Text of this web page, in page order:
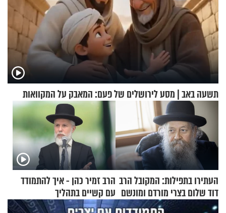
תשעה באב | מסע לירושלים של פעם: המאבק על המקוואות
העתירו בתפילות: המקובל הרב
דוד שלום בצרי מורדם ומונשם
הרב זמיר כהן - איך להתמודד
עם קשיים בתהליך
ההתחזקות?